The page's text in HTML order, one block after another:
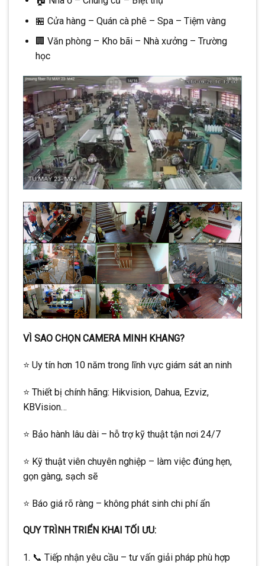
🏪 Cửa hàng – Quán cà phê – Spa – Tiệm vàng
🏢 Văn phòng – Kho bãi – Nhà xưởng – Trường
học
VÌ SAO CHỌN CAMERA MINH KHANG?
⭐ Uy tín hơn 10 năm trong lĩnh vực giám sát an ninh
⭐ Thiết bị chính hãng: Hikvision, Dahua, Ezviz,
KBVision…
⭐ Bảo hành lâu dài – hỗ trợ kỹ thuật tận nơi 24/7
⭐ Kỹ thuật viên chuyên nghiệp – làm việc đúng hẹn,
gọn gàng, sạch sẽ
⭐ Báo giá rõ ràng – không phát sinh chi phí ẩn
QUY TRÌNH TRIỂN KHAI TỐI ƯU:
1. 📞 Tiếp nhận yêu cầu – tư vấn giải pháp phù hợp